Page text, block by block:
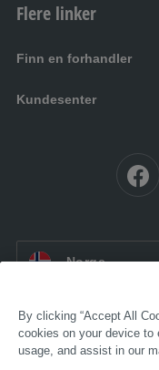
Flere linker
Finn en forhandler
Kundesenter
NO: Norge
By clicking “Accept All
cookies on your device to
usage, and assist in our